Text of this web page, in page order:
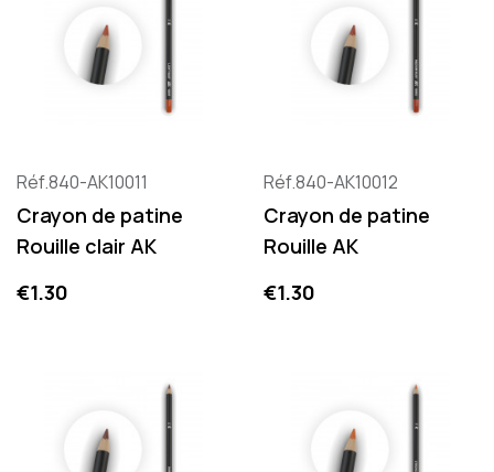
Réf.840-AK10011
Crayon de patine
Rouille clair AK
Price
€1.30
Réf.840-AK10012
Crayon de patine
Rouille AK
Price
€1.30